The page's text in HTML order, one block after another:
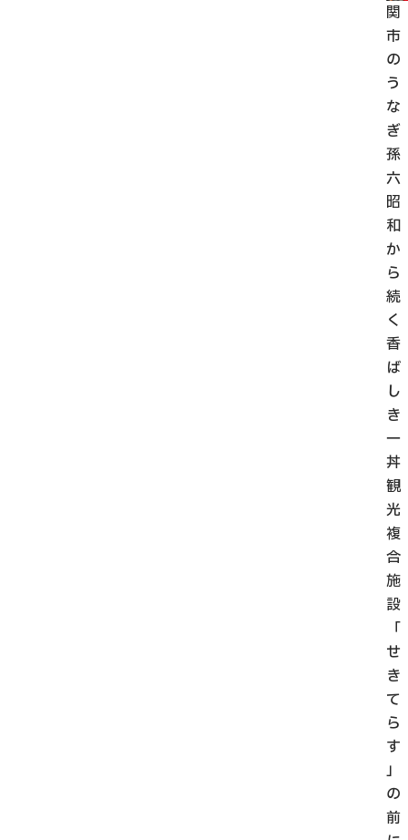
関
市
の
う
な
ぎ
孫
六
昭
和
か
ら
続
く
香
ば
し
き
一
丼
観
光
複
合
施
設
「
せ
き
て
ら
す
」
の
前